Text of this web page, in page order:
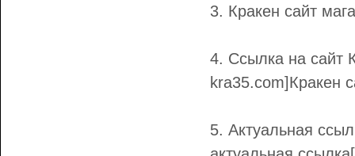
3. Кракен сайт
4. Ссылка на сайт
kra35.com]Кракен
5. Актуальная